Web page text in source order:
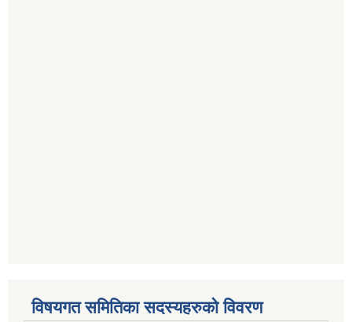
विषयगत समितिका सदस्यहरुको विवरण